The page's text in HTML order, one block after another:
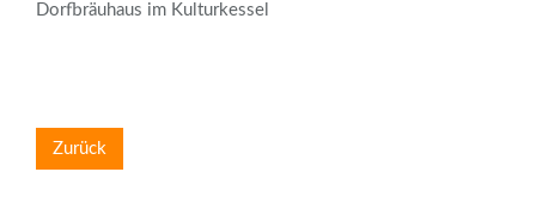
Dorfbräuhaus im Kulturkessel
Zurück